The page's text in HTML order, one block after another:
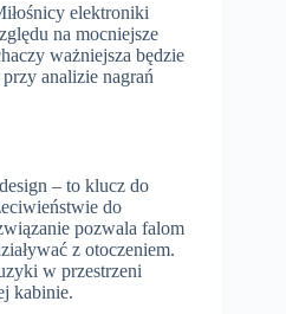
elektroniki
na mocniejsze
ważniejsza będzie
analizie nagrań
– to klucz do
do
pozwala falom
z otoczeniem.
w przestrzeni
kabinie.